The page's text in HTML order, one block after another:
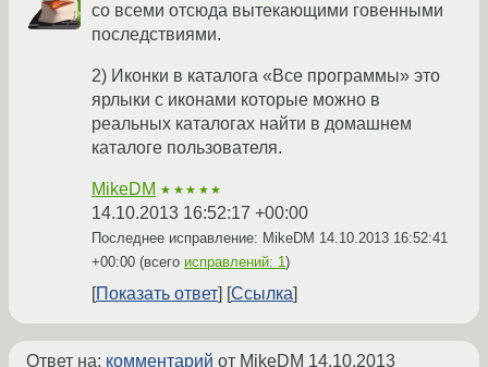
со всеми отсюда вытекающими говенными
последствиями.
2) Иконки в каталога «Все программы» это
ярлыки с иконами которые можно в
реальных каталогах найти в домашнем
каталоге пользователя.
MikeDM ★★★★★
14.10.2013 16:52:17 +00:00
Последнее исправление: MikeDM 14.10.2013 16:52:41
+00:00 (всего исправлений: 1)
Показать ответ Ссылка
Ответ на: комментарий от MikeDM 14.10.2013